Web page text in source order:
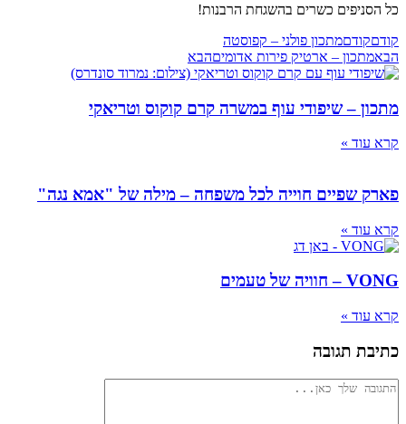
כל הסניפים כשרים בהשגחת הרבנות!
קודםקודםמתכון פולני – קפוסטה
הבאמתכון – ארטיק פירות אדומיםהבא
מתכון – שיפודי עוף במשרה קרם קוקוס וטריאקי
קרא עוד »
פארק שפיים חוייה לכל משפחה – מילה של "אמא נגה"
קרא עוד »
VONG – חוויה של טעמים
קרא עוד »
כתיבת תגובה
להגיב